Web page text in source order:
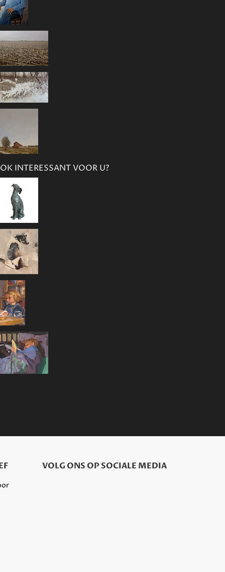
INTERESSANT VOOR U?
VOLG ONS OP SOCIALE MEDIA